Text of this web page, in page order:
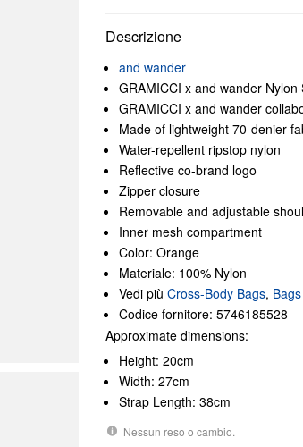
Descrizione
and wander
GRAMICCI x and wander Nylon
GRAMICCI x and wander
Made of lightweight 70-denier
Water-repellent ripstop nylon
Reflective co-brand logo
Zipper closure
Removable and adjustable
Inner mesh compartment
Color: Orange
Materiale: 100% Nylon
Vedi più Cross-Body Bags, Bags
Codice fornitore: 5746185528
Approximate dimensions:
Height: 20cm
Width: 27cm
Strap Length: 38cm
Nessun reso o cambio.